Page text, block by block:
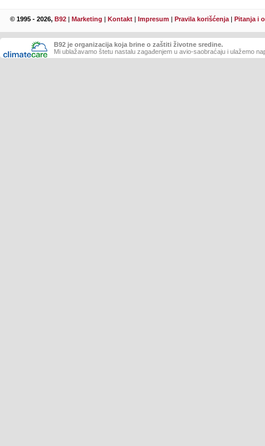
© 1995 - 2026, B92 | Marketing | Kontakt | Impresum | Pravila korišćenja | Pitanja i
B92 je organizacija koja brine o zaštiti životne sredine.
Mi ublažavamo štetu nastalu zagađenjem u avio-saobraćaju i ulažemo